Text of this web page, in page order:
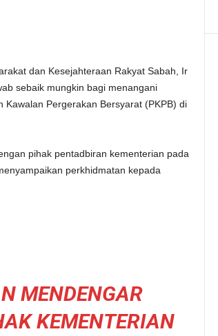
dan Kesejahteraan Rakyat Sabah, Ir
sebaik mungkin bagi menangani
Pergerakan Bersyarat (PKPB) di
pihak pentadbiran kementerian pada
perkhidmatan kepada
MENDENGAR
KEMENTERIAN